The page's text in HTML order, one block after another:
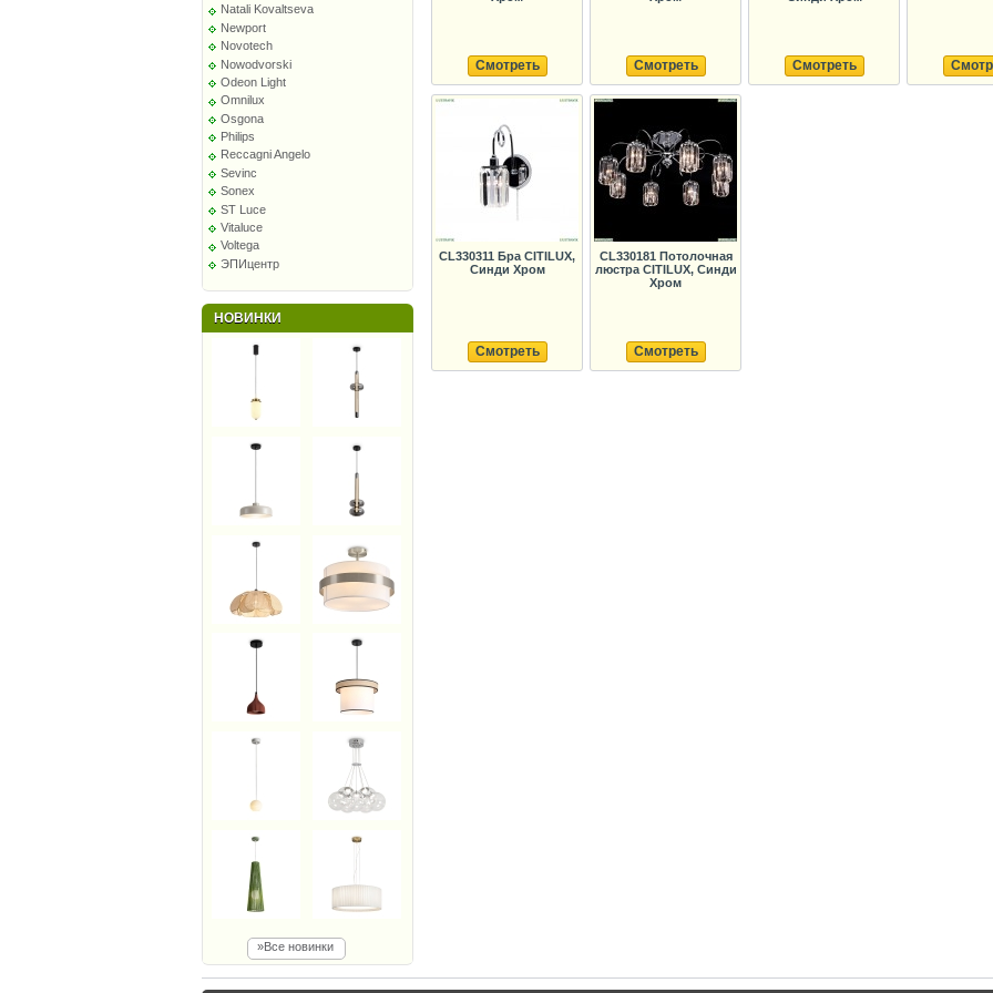
Natali Kovaltseva
Newport
Novotech
Nowodvorski
Odeon Light
Omnilux
Osgona
Philips
Reccagni Angelo
Sevinc
Sonex
ST Luce
Vitaluce
Voltega
ЭПИцентр
НОВИНКИ
»Все новинки
Смотреть Смотреть Смотреть
CL330311 Бра CITILUX,
Синди Хром
Смотреть
CL330181 Потолочная
люстра CITILUX, Синди
Хром
Смотреть